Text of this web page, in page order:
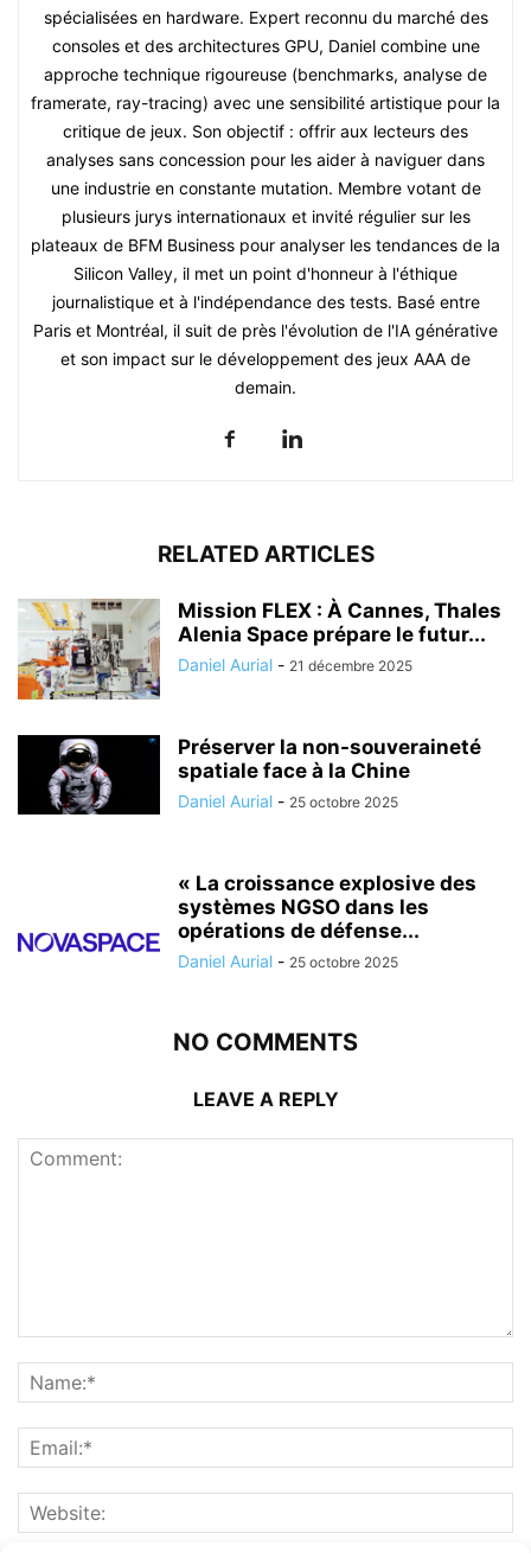
spécialisées en hardware. Expert reconnu du marché des
consoles et des architectures GPU, Daniel combine une
approche technique rigoureuse (benchmarks, analyse de
framerate, ray-tracing) avec une sensibilité artistique pour la
critique de jeux. Son objectif : offrir aux lecteurs des
analyses sans concession pour les aider à naviguer dans
une industrie en constante mutation. Membre votant de
plusieurs jurys internationaux et invité régulier sur les
plateaux de BFM Business pour analyser les tendances de la
Silicon Valley, il met un point d'honneur à l'éthique
journalistique et à l'indépendance des tests. Basé entre
Paris et Montréal, il suit de près l'évolution de l'IA générative
et son impact sur le développement des jeux AAA de
demain.
RELATED ARTICLES
Mission FLEX : À Cannes, Thales
Alenia Space prépare le futur...
Daniel Aurial - 21 décembre 2025
Préserver la non-souveraineté
spatiale face à la Chine
Daniel Aurial - 25 octobre 2025
« La croissance explosive des
systèmes NGSO dans les
opérations de défense...
Daniel Aurial - 25 octobre 2025
NO COMMENTS
LEAVE A REPLY